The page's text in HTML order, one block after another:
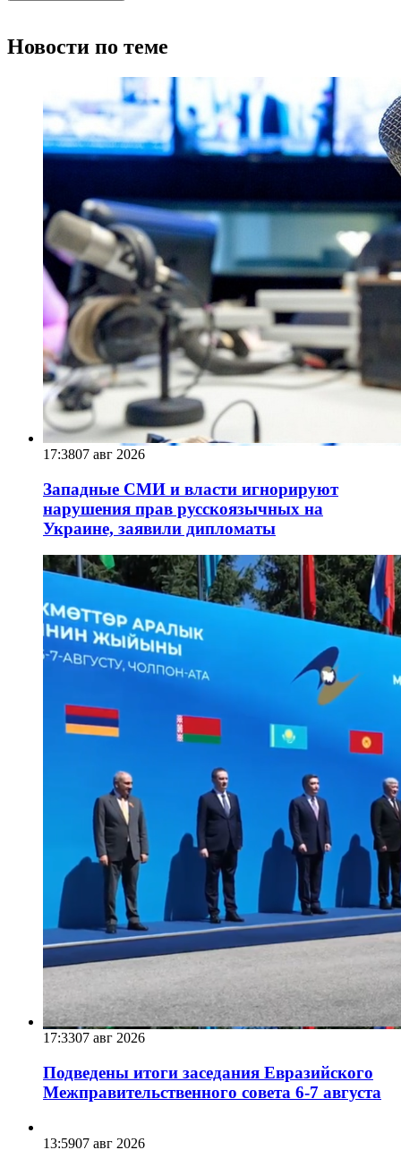
Новости по теме
17:3807 авг 2026
Западные СМИ и власти игнорируют
нарушения прав русскоязычных на
Украине, заявили дипломаты
17:3307 авг 2026
Подведены итоги заседания Евразийского
Межправительственного совета 6-7 августа
13:5907 авг 2026